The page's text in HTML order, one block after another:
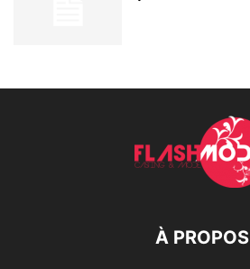
À PROPOS